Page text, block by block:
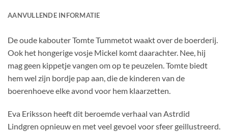
AANVULLENDE INFORMATIE
De oude kabouter Tomte Tummetot waakt over de boerderij.
Ook het hongerige vosje Mickel komt daarachter. Nee, hij
mag geen kippetje vangen om op te peuzelen. Tomte biedt
hem wel zijn bordje pap aan, die de kinderen van de
boerenhoeve elke avond voor hem klaarzetten.
Eva Eriksson heeft dit beroemde verhaal van Astrdid
Lindgren opnieuw en met veel gevoel voor sfeer geillustreerd.